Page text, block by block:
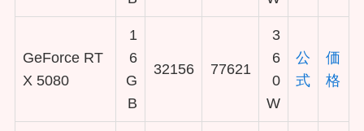
GeForce RT
X 5080
1
6
G
B
32156 77621
3
6
0
W
公
式
価
格